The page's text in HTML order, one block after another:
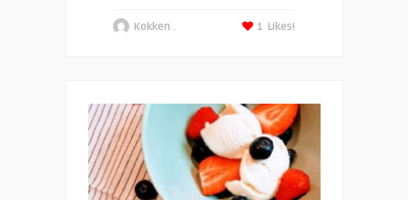
Kokken . Likes!
1